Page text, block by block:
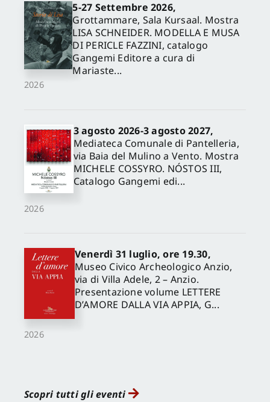
2026
5-27 Settembre 2026,
Grottammare, Sala Kursaal. Mostra
LISA SCHNEIDER. MODELLA E MUSA
DI PERICLE FAZZINI, catalogo
Gangemi Editore a cura di
Mariaste...
2026
3 agosto 2026-3 agosto 2027,
Mediateca Comunale di Pantelleria,
via Baia del Mulino a Vento. Mostra
MICHELE COSSYRO. NÓSTOS III,
Catalogo Gangemi edi...
2026
Venerdì 31 luglio, ore 19.30,
Museo Civico Archeologico Anzio,
via di Villa Adele, 2 – Anzio.
Presentazione volume LETTERE
D’AMORE DALLA VIA APPIA, G...
Scopri tutti gli eventi